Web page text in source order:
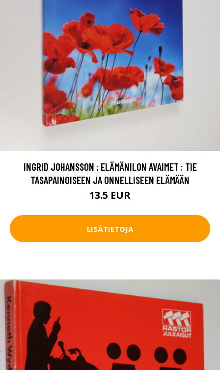
INGRID JOHANSSON : ELÄMÄNILON AVAIMET : TIE
TASAPAINOISEEN JA ONNELLISEEN ELÄMÄÄN
13.5 EUR
LISÄTIETOJA